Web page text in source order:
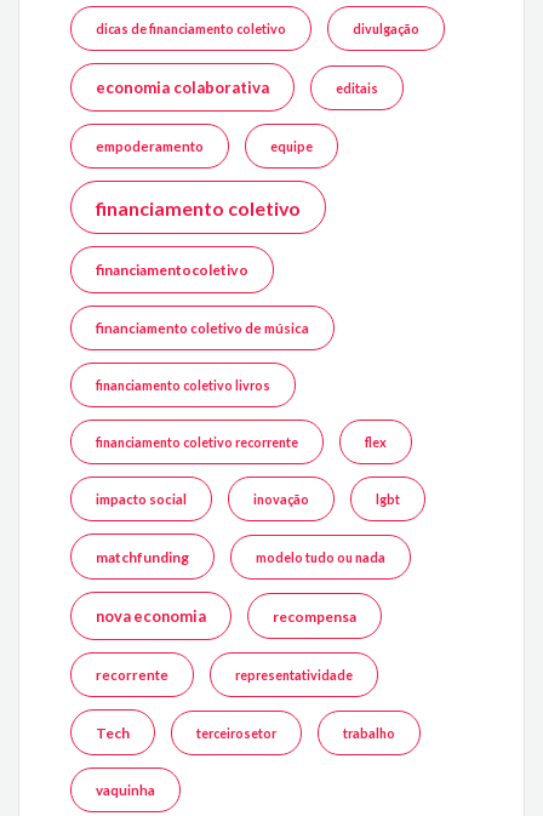
dicas de financiamento coletivo divulgação
economia colaborativa editais
empoderamento equipe
financiamento coletivo
financiamentocoletivo
financiamento coletivo de música
financiamento coletivo livros
financiamento coletivo recorrente flex
impacto social inovação lgbt
matchfunding modelo tudo ou nada
nova economia recompensa
recorrente representatividade
Tech terceirosetor trabalho
vaquinha